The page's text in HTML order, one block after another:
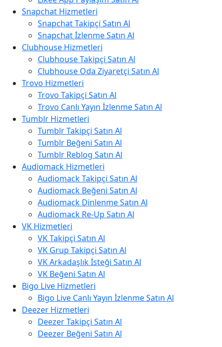
Snapchat Hizmetleri
Snapchat Takipçi Satın Al
Snapchat İzlenme Satın Al
Clubhouse Hizmetleri
Clubhouse Takipçi Satın Al
Clubhouse Oda Ziyaretçi Satın Al
Trovo Hizmetleri
Trovo Takipçi Satın Al
Trovo Canlı Yayın İzlenme Satın Al
Tumblr Hizmetleri
Tumblr Takipçi Satın Al
Tumblr Beğeni Satın Al
Tumblr Reblog Satın Al
Audiomack Hizmetleri
Audiomack Takipçi Satın Al
Audiomack Beğeni Satın Al
Audiomack Dinlenme Satın Al
Audiomack Re-Up Satın Al
VK Hizmetleri
VK Takipçi Satın Al
VK Grup Takipçi Satın Al
VK Arkadaşlık İsteği Satın Al
VK Beğeni Satın Al
Bigo Live Hizmetleri
Bigo Live Canlı Yayın İzlenme Satın Al
Deezer Hizmetleri
Deezer Takipçi Satın Al
Deezer Beğeni Satın Al